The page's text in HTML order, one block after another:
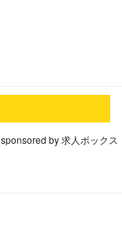
sponsored by 求人ボックス